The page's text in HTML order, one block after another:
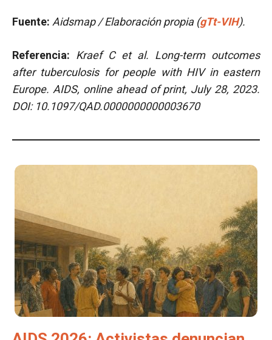
Fuente: Aidsmap / Elaboración propia (gTt-VIH).
Referencia: Kraef C et al. Long-term outcomes
after tuberculosis for people with HIV in eastern
Europe. AIDS, online ahead of print, July 28, 2023.
DOI: 10.1097/QAD.0000000000003670